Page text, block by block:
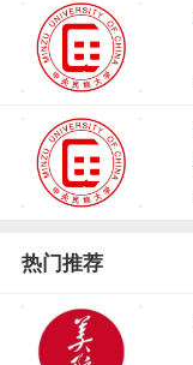
热门推荐